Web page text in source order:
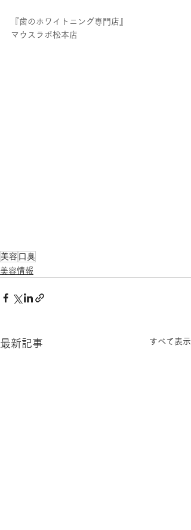
『歯のホワイトニング専門店』
マウスラボ松本店
美容 口臭
美容情報
最新記事 すべて表示